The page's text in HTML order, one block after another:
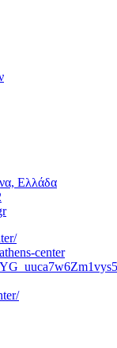
Ελλάδα
center